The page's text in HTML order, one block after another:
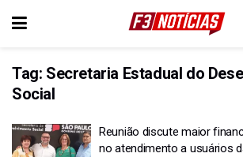
Tag: Secretaria Estadual do
Social
Reunião discute maior
no atendimento a usuários